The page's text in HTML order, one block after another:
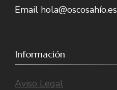
Email hola@oscosahío.es
Información
Aviso Legal